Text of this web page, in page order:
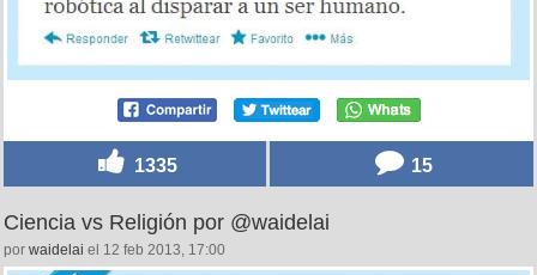
1335 15
Ciencia vs Religión por @waidelai
por waidelai el 12 feb 2013, 17:00